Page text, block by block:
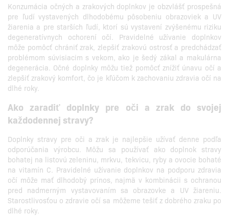
Konzumácia očných a zrakových doplnkov je obzvlášť prospešná
pre ľudí vystavených dlhodobému pôsobeniu obrazoviek a UV
žiarenia a pre starších ľudí, ktorí sú vystavení zvýšenému riziku
degeneratívnych ochorení očí. Pravidelné užívanie doplnkov
môže pomôcť chrániť zrak, zlepšiť zrakovú ostrosť a predchádzať
problémom súvisiacim s vekom, ako je šedý zákal a makulárna
degenerácia. Očné doplnky môžu tiež pomôcť znížiť únavu očí a
zlepšiť zrakový komfort, čo je kľúčom k zachovaniu zdravia očí na
dlhé roky.
Ako zaradiť doplnky pre oči a zrak do svojej
každodennej stravy?
Doplnky stravy pre oči a zrak je najlepšie užívať denne podľa
odporúčania výrobcu. Môžu sa používať ako doplnok stravy
bohatej na listovú zeleninu, mrkvu, tekvicu, ryby a ovocie bohaté
na vitamín C. Pravidelné užívanie doplnkov na podporu zdravia
očí môže mať dlhodobý prínos, najmä v kombinácii s ochranou
pred nadmerným vystavovaním sa obrazovke a UV žiareniu.
Starostlivosťou o zdravie očí sa môžeme tešiť z dobrého zraku po
dlhé roky.